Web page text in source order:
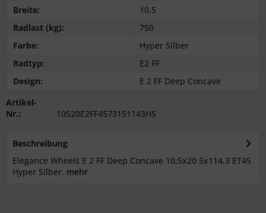
Breite:
10,5
Radlast (kg):
750
Farbe:
Hyper Silber
Radtyp:
E2 FF
Design:
E 2 FF Deep Concave
Artikel-
Nr.:
10520E2FF4573151143HS
Beschreibung
Elegance Wheels E 2 FF Deep Concave 10,5x20 5x114,3 ET45
Hyper Silber. mehr